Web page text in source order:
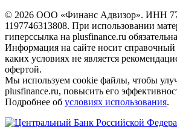
© 2026 ООО «Финанс Адвизор». ИНН
1197746313808. При использовании
гиперссылка на plusfinance.ru
Информация на сайте носит справочный
каких условиях не является
офертой.
Мы используем cookie файлы, чтобы
plusfinance.ru, повысить его
Подробнее об условиях использования.